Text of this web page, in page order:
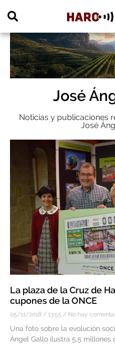
José
Noticias y publicaciones
José
La plaza de la Cruz de
cupones de la ONCE
05/11/2018 13:55 No hay
Una foto sobre la evolución
Ángel Gallo ilustra 5,5 millones